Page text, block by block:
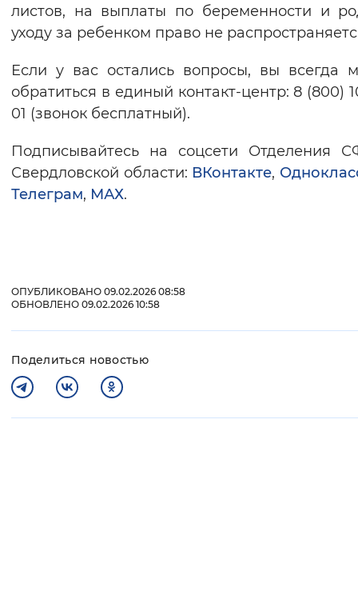
листов, на выплаты по беременности и
уходу за ребенком право не
Если у вас остались вопросы, вы всегда
обратиться в единый контакт-центр: 8 (800)
01 (звонок бесплатный).
Подписывайтесь на соцсети Отделения
Свердловской области: ВКонтакте,
Телеграм, МАХ.
ОПУБЛИКОВАНО 09.02.2026 08:58
ОБНОВЛЕНО 09.02.2026 10:58
Поделиться новостью